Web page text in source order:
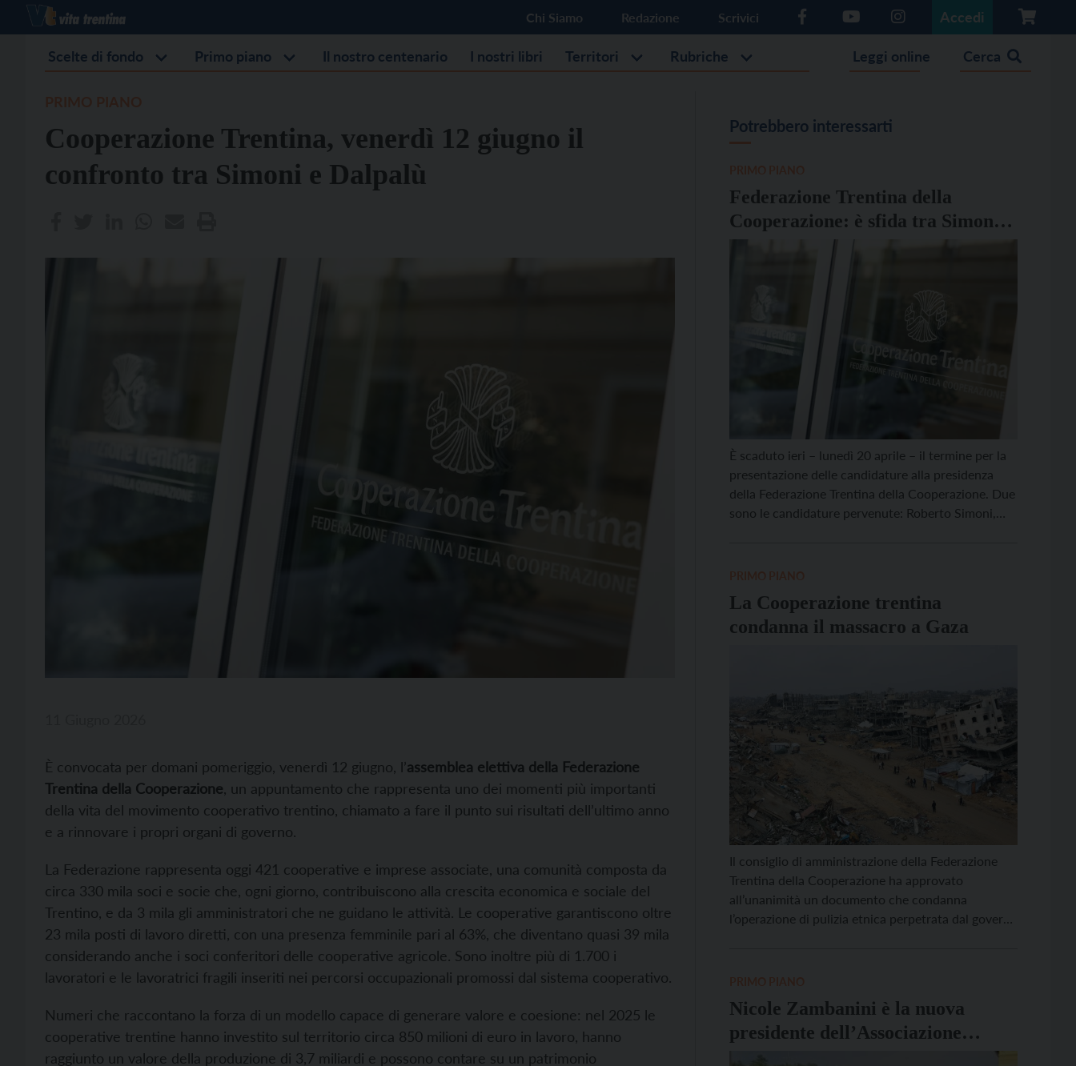
Chi Siamo Redazione Scrivici Accedi
Scelte di fondo Primo piano Il nostro centenario I nostri libri Territori Rubriche Leggi online Cerca
Cooperazione Trentina, venerdì 12 giugno il
confronto tra Simoni e Dalpalù
È convocata per domani pomeriggio, venerdì 12 giugno, l’assemblea elettiva della Federazione
Trentina della Cooperazione , un appuntamento che rappresenta uno dei momenti più importanti
della vita del movimento cooperativo trentino, chiamato a fare il punto sui risultati dell’ultimo anno
e a rinnovare i propri organi di governo.
La Federazione rappresenta oggi 421 cooperative e imprese associate, una comunità composta da
circa 330 mila soci e socie che, ogni giorno, contribuiscono alla crescita economica e sociale del
Trentino, e da 3 mila gli amministratori che ne guidano le attività. Le cooperative garantiscono oltre
23 mila posti di lavoro diretti, con una presenza femminile pari al 63%, che diventano quasi 39 mila
considerando anche i soci conferitori delle cooperative agricole. Sono inoltre più di 1.700 i
lavoratori e le lavoratrici fragili inseriti nei percorsi occupazionali promossi dal sistema cooperativo.
Numeri che raccontano la forza di un modello capace di generare valore e coesione: nel 2025 le
cooperative trentine hanno investito sul territorio circa 850 milioni di euro in lavoro, hanno
raggiunto un valore della produzione di 3,7 miliardi e possono contare su un patrimonio
Potrebbero interessarti
Federazione Trentina della
Cooperazione: è sfida tra Simoni e
Dalpalù
È scaduto ieri – lunedì 20 aprile – il termine per la
presentazione delle candidature alla presidenza
della Federazione Trentina della Cooperazione. Due
sono le candidature pervenute: Roberto Simoni,
La Cooperazione trentina
condanna il massacro a Gaza
Il consiglio di amministrazione della Federazione
Trentina della Cooperazione ha approvato
all’unanimità un documento che condanna
l’operazione di pulizia etnica perpetrata dal governo
Nicole Zambanini è la nuova
presidente dell’Associazione
Giovani Cooperatori